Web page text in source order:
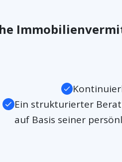
Ein strukturierter
auf Basis seiner